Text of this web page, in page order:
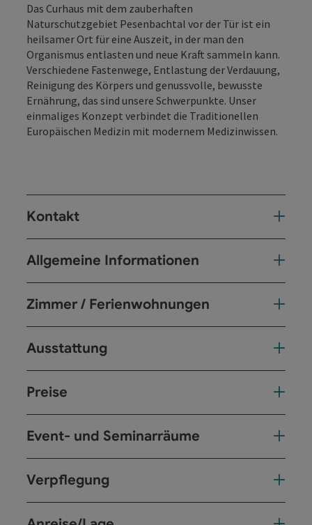
Das Curhaus mit dem zauberhaften
Naturschutzgebiet Pesenbachtal vor der Tür ist ein
heilsamer Ort für eine Auszeit, in der man den
Organismus entlasten und neue Kraft sammeln kann.
Verschiedene Fastenwege, Entlastung der Verdauung,
Reinigung des Körpers und genussvolle, bewusste
Ernährung, das sind unsere Schwerpunkte. Unser
einmaliges Konzept verbindet die Traditionellen
Europäischen Medizin mit modernem Medizinwissen.
Kontakt
Allgemeine Informationen
Zimmer / Ferienwohnungen
Ausstattung
Preise
Event- und Seminarräume
Verpflegung